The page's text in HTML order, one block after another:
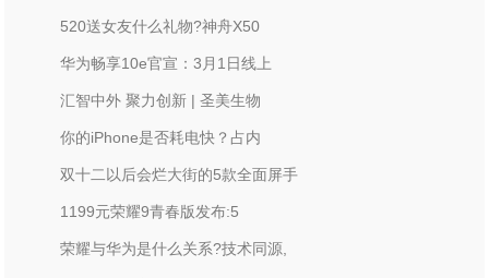
520送女友什么礼物?神舟X50
华为畅享10e官宣：3月1日线上
汇智中外 聚力创新 | 圣美生物
你的iPhone是否耗电快？占内
双十二以后会烂大街的5款全面屏手
1199元荣耀9青春版发布:5
荣耀与华为是什么关系?技术同源,